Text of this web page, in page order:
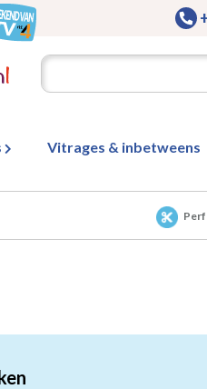
Vitrages & inbetweens